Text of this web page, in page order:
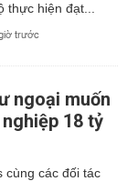
lễ vật cúng,
trong nghi
thống của
được xem là
muốn ông táo
qua và mong
thực hiện đạt...
trước
ngoại muốn
18 tỷ
cùng các đối tác